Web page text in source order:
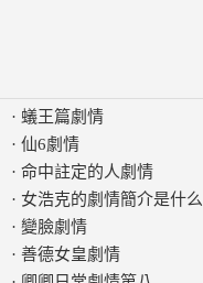
· 蟻王篇劇情
· 仙6劇情
· 命中註定的人劇情
· 女浩克的劇情簡介是什么
· 變臉劇情
· 善德女皇劇情